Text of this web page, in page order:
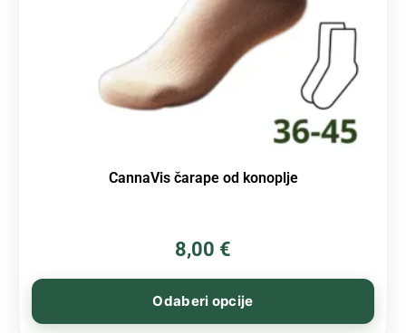
CannaVis čarape od konoplje
8,00 €
Odaberi opcije